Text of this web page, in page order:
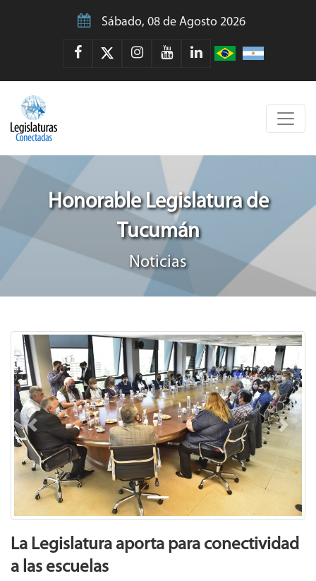
Sábado, 08 de Agosto 2026
Honorable Legislatura de
Tucumán
Noticias
Previous Next
La Legislatura aporta para conectividad
a las escuelas